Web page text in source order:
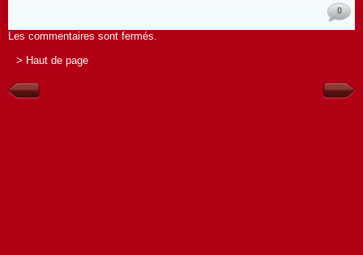
0
Les commentaires sont fermés.
> Haut de page